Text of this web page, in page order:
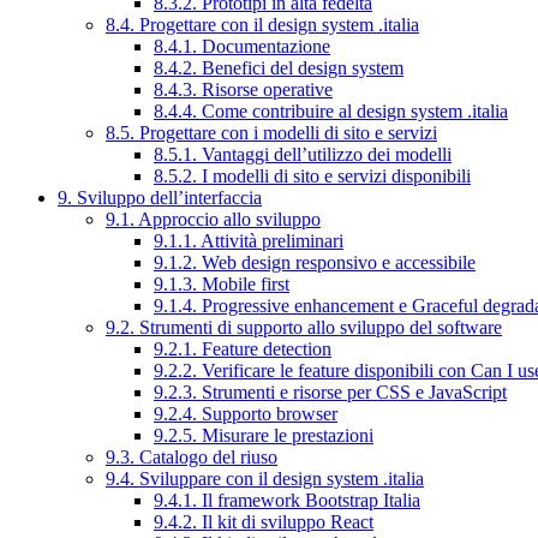
8.4. Progettare con il design system .italia
8.4.1. Documentazione
8.4.2. Benefici del design system
8.4.3. Risorse operative
8.4.4. Come contribuire al design system .italia
8.5. Progettare con i modelli di sito e servizi
8.5.1. Vantaggi dell’utilizzo dei modelli
8.5.2. I modelli di sito e servizi disponibili
9. Sviluppo dell’interfaccia
9.1. Approccio allo sviluppo
9.1.1. Attività preliminari
9.1.2. Web design responsivo e accessibile
9.1.3. Mobile first
9.1.4. Progressive enhancement e Graceful
9.2. Strumenti di supporto allo sviluppo del software
9.2.1. Feature detection
9.2.2. Verificare le feature disponibili con Can I
9.2.3. Strumenti e risorse per CSS e JavaScript
9.2.4. Supporto browser
9.2.5. Misurare le prestazioni
9.3. Catalogo del riuso
9.4. Sviluppare con il design system .italia
9.4.1. Il framework Bootstrap Italia
9.4.2. Il kit di sviluppo React